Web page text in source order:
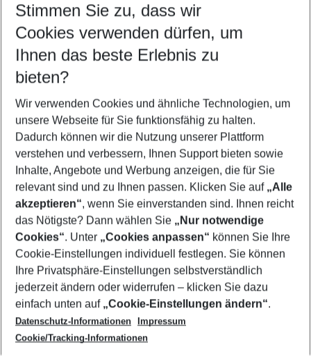
Abflughafen wählen
Beliebiger Abflughafen
Reisezeitraum wählen
11.08.26– 09.08.27 5-8 Nächte
2 Erwachsene Keine Kinder
Mehr Filter anzeigen
Footer
Footer navigation
Über uns
AGB
Cookie-Einstellungen ändern
Cookie-Richtlinie
Datenschutz
Service & Hilfe
Barrierefreies Reisen
Check-in
Folgen Sie uns
Stimmen Sie zu, dass wir
Cookies verwenden dürfen, um
Ihnen das beste Erlebnis zu
bieten?
Wir verwenden Cookies und ähnliche Technologien, um
unsere Webseite für Sie funktionsfähig zu halten.
Dadurch können wir die Nutzung unserer Plattform
verstehen und verbessern, Ihnen Support bieten sowie
Inhalte, Angebote und Werbung anzeigen, die für Sie
relevant sind und zu Ihnen passen. Klicken Sie auf „Alle
akzeptieren“, wenn Sie einverstanden sind. Ihnen reicht
das Nötigste? Dann wählen Sie „Nur notwendige
Cookies“. Unter „Cookies anpassen“ können Sie Ihre
Cookie-Einstellungen individuell festlegen. Sie können
Ihre Privatsphäre-Einstellungen selbstverständlich
jederzeit ändern oder widerrufen – klicken Sie dazu
einfach unten auf „Cookie-Einstellungen ändern“.
Datenschutz-Informationen
Impressum
Cookie/Tracking-Informationen